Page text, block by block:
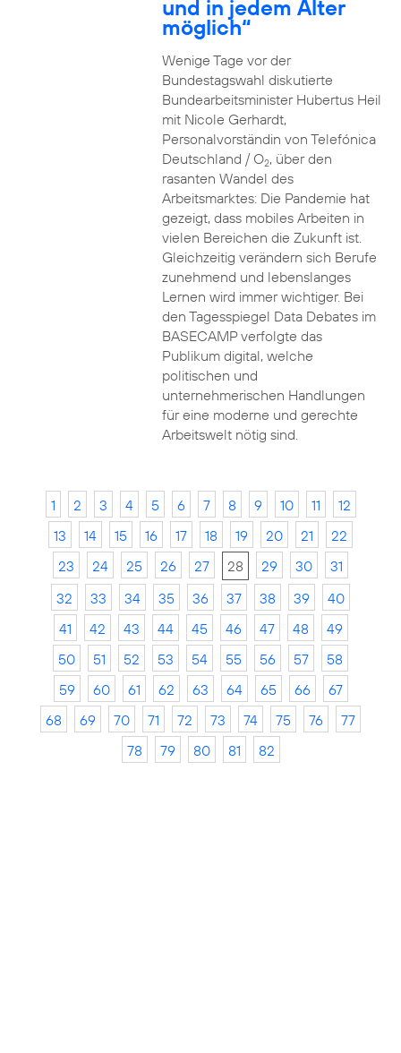
und in jedem Alter
möglich“
Wenige Tage vor der
Bundestagswahl diskutierte
Bundearbeitsminister Hubertus Heil
mit Nicole Gerhardt,
Personalvorständin von Telefónica
Deutschland / O2, über den
rasanten Wandel des
Arbeitsmarktes: Die Pandemie hat
gezeigt, dass mobiles Arbeiten in
vielen Bereichen die Zukunft ist.
Gleichzeitig verändern sich Berufe
zunehmend und lebenslanges
Lernen wird immer wichtiger. Bei
den Tagesspiegel Data Debates im
BASECAMP verfolgte das
Publikum digital, welche
politischen und
unternehmerischen Handlungen
für eine moderne und gerechte
Arbeitswelt nötig sind.
1 2 3 4 5 6 7 8 9 10 11
12
13
14 15 16 17 18 19 20 21
22
23
24 25 26 27 28 29 30
31
32
33 34 35 36 37 38 39
40
41
42 43 44 45 46 47 48
49
50
51 52 53 54 55 56 57
58
59
60 61 62 63 64 65 66
67
68
69 70 71 72 73 74 75 76
77
78
79 80 81 82